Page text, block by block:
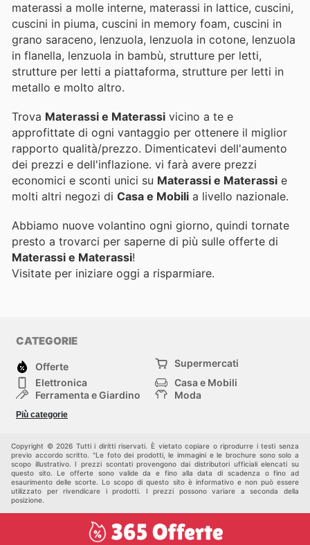
materassi a molle interne, materassi in lattice, cuscini,
cuscini in piuma, cuscini in memory foam, cuscini in
grano saraceno, lenzuola, lenzuola in cotone, lenzuola
in flanella, lenzuola in bambù, strutture per letti,
strutture per letti a piattaforma, strutture per letti in
metallo e molto altro.
Trova Materassi e Materassi vicino a te e
approfittate di ogni vantaggio per ottenere il miglior
rapporto qualità/prezzo. Dimenticatevi dell'aumento
dei prezzi e dell'inflazione. vi farà avere prezzi
economici e sconti unici su Materassi e Materassi e
molti altri negozi di Casa e Mobili a livello nazionale.
Abbiamo nuove volantino ogni giorno, quindi tornate
presto a trovarci per saperne di più sulle offerte di
Materassi e Materassi!
Visitate per iniziare oggi a risparmiare.
CATEGORIE
Offerte
Supermercati
Elettronica
Casa e Mobili
Ferramenta e Giardino
Moda
Bambini e Neonati
Più categorie
Copyright © 2026 Tutti i diritti riservati. È vietato copiare o riprodurre i testi senza
previo accordo scritto. "Le foto dei prodotti, le immagini e le brochure sono solo a
scopo illustrativo. I prezzi scontati provengono dai distributori ufficiali elencati su
questo sito. Le offerte sono valide da e fino alla data di scadenza o fino ad
esaurimento delle scorte. Lo scopo di questo sito è informativo e non può essere
utilizzato per rivendicare i prodotti. I prezzi possono variare a seconda della
posizione.